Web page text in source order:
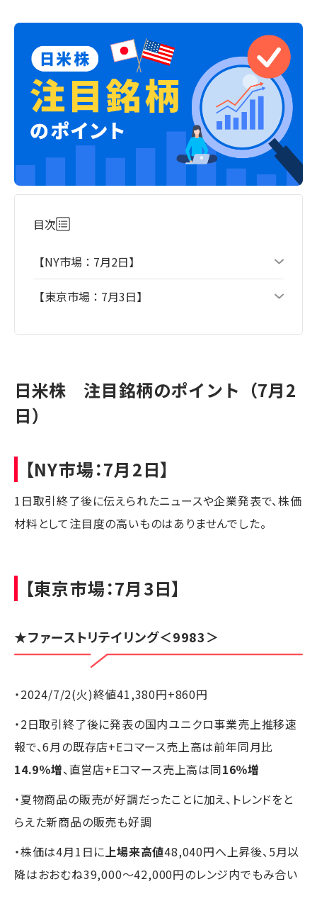
目次
【NY市場：7月2日】
【東京市場：7月3日】
日米株 注目銘柄のポイント（7月2
日）
【NY市場：7月2日】
1日取引終了後に伝えられたニュースや企業発表で、株価
材料として注目度の高いものはありませんでした。
【東京市場：7月3日】
★ファーストリテイリング＜9983＞
・2024/7/2(火)終値41,380円+860円
・2日取引終了後に発表の国内ユニクロ事業売上推移速
報で、6月の既存店+Eコマース売上高は前年同月比
14.9％増、直営店+Eコマース売上高は同16％増
・夏物商品の販売が好調だったことに加え、トレンドをと
らえた新商品の販売も好調
・株価は4月1日に上場来高値48,040円へ上昇後、5月以
降はおおむね39,000～42,000円のレンジ内でもみ合い